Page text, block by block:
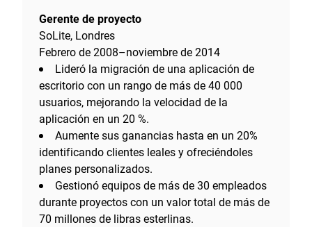
Gerente de proyecto
SoLite, Londres
Febrero de 2008–noviembre de 2014
Lideró la migración de una aplicación de
escritorio con un rango de más de 40 000
usuarios, mejorando la velocidad de la
aplicación en un 20 %.
Aumente sus ganancias hasta en un 20%
identificando clientes leales y ofreciéndoles
planes personalizados.
Gestionó equipos de más de 30 empleados
durante proyectos con un valor total de más de
70 millones de libras esterlinas.